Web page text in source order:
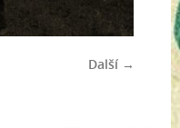
Další →